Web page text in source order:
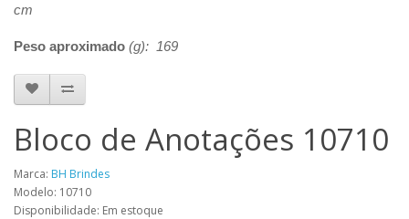
cm
Peso aproximado (g): 169
Bloco de Anotações 10710
Marca: BH Brindes
Modelo: 10710
Disponibilidade: Em estoque